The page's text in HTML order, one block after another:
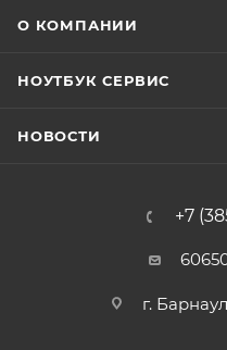
О КОМПАНИИ
НОУТБУК СЕРВИС
НОВОСТИ
+7
г.